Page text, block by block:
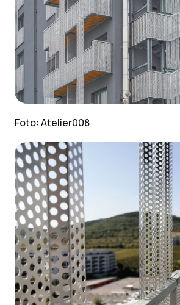
Foto: Atelier008